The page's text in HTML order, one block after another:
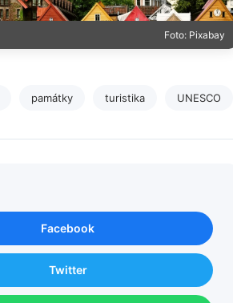
Foto: Pixabay
památky turistika UNESCO
Facebook
Twitter